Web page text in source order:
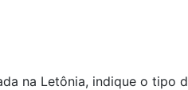
na Letônia, indique o tipo